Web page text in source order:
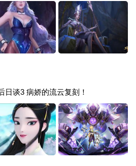
日谈3 病娇的流云复刻！